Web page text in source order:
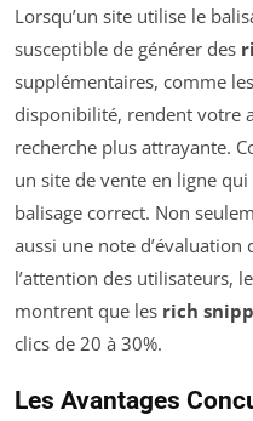
Lorsqu’un site utilise le
susceptible de générer des
supplémentaires, comme
disponibilité, rendent votre
recherche plus attrayante.
un site de vente en ligne
balisage correct. Non
aussi une note
l’attention des utilisateurs,
montrent que les rich
clics de 20 à 30%.
Les Avantages